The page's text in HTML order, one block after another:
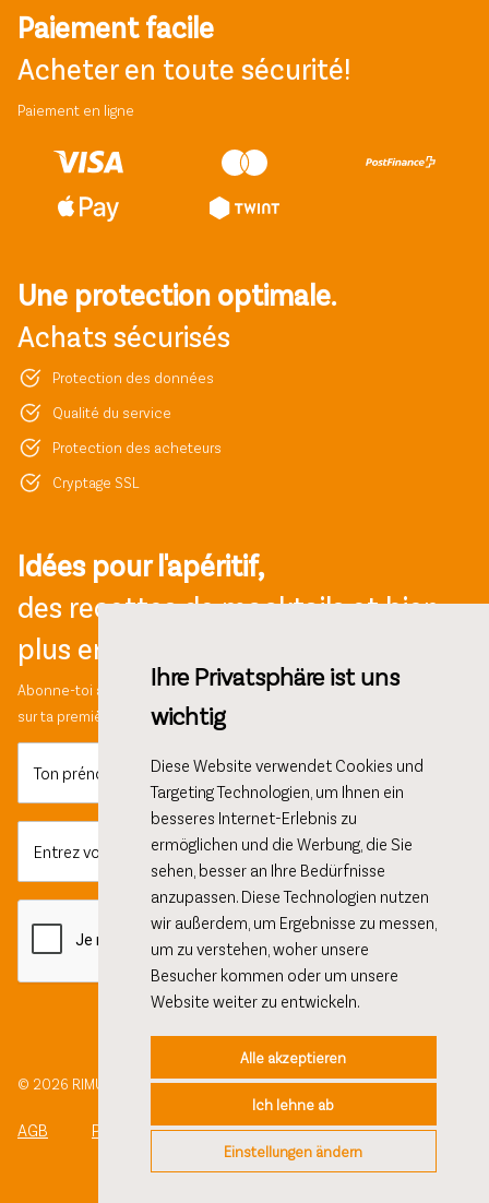
Ihre Privatsphäre ist uns
wichtig
Diese Website verwendet Cookies und
Targeting Technologien, um Ihnen ein
besseres Internet-Erlebnis zu
ermöglichen und die Werbung, die Sie
sehen, besser an Ihre Bedürfnisse
anzupassen. Diese Technologien nutzen
wir außerdem, um Ergebnisse zu messen,
um zu verstehen, woher unsere
Besucher kommen oder um unsere
Website weiter zu entwickeln.
Alle akzeptieren
Ich lehne ab
Einstellungen ändern
Paiement facile
Acheter en toute sécurité!
Paiement en ligne
Une protection optimale.
Achats sécurisés
Protection des données
Qualité du service
Protection des acheteurs
Cryptage SSL
Idées pour l'apéritif,
des recettes de mocktails et bien
plus encore !
Abonne-toi à notre newsletter et bénéficie d'une réduction de 10%
sur ta première commande.
Ton prénom
Entrez votre email ici ...
© 2026 RIMUSS KELLEREI AG
AGB Protection des données Mentions légales